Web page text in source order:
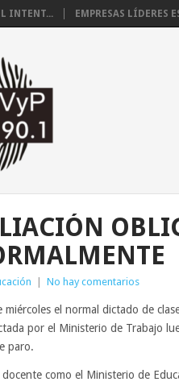
INTENT... EMPRESAS LÍDERES
No hay comentarios
el normal dictado de
por el Ministerio de Trabajo
paro.
como el Ministerio de